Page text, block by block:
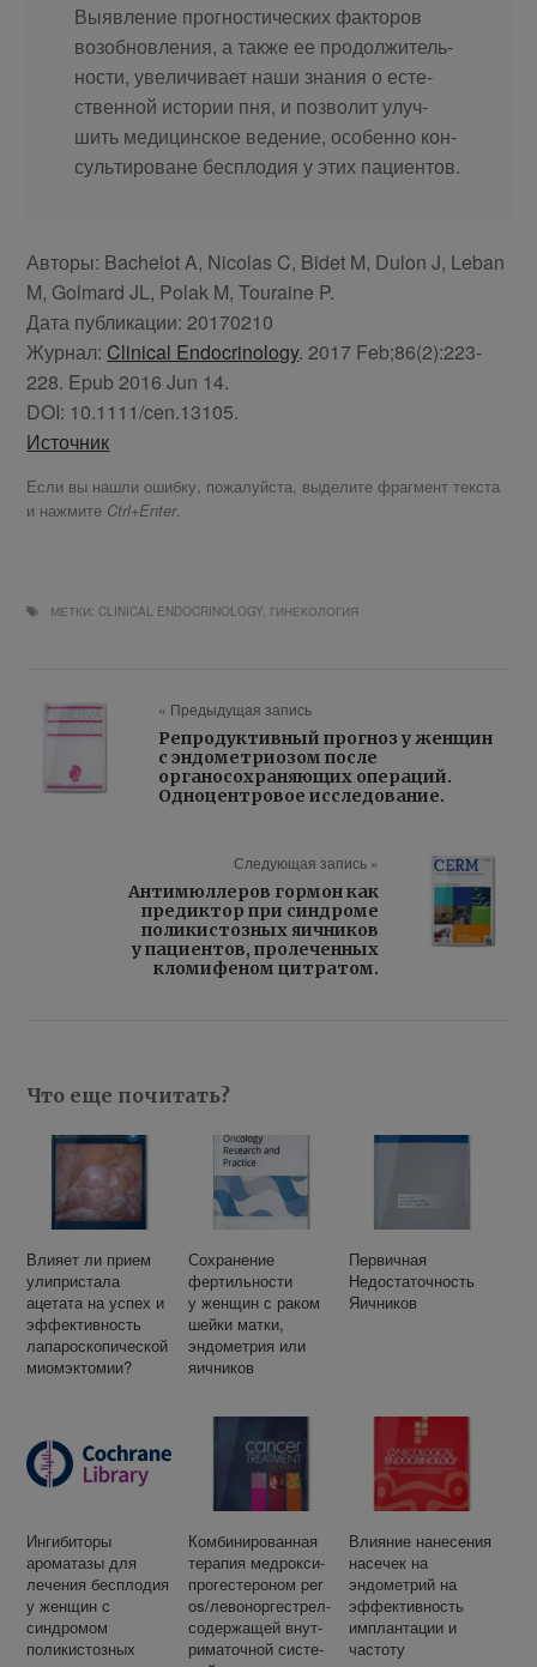
Вы­яв­ле­ние про­гно­сти­че­ских фак­то­ров
воз­об­нов­ле­ния, а так­же ее про­дол­жи­тель­
но­сти, уве­ли­чи­ва­ет на­ши зна­ния о есте­
ствен­ной ис­то­рии пня, и поз­во­лит улуч­
шить ме­ди­цин­ское ве­де­ние, осо­бен­но кон­
суль­ти­ро­ване бес­пло­дия у этих па­ци­ен­тов.
Авторы: Bachelot A, Nicolas C, Bidet M, Dulon J, Leban
M, Golmard JL, Polak M, Touraine P.
Дата публикации: 20170210
Журнал: Clinical Endocrinology. 2017 Feb;86(2):223-
228. Epub 2016 Jun 14.
DOI: 10.1111/cen.13105.
Источник
Если вы нашли ошибку, пожалуйста, выделите фрагмент текста
и нажмите Ctrl+Enter.
МЕТКИ:CLINICAL ENDOCRINOLOGY, ГИНЕКОЛОГИЯ
« Предыдущая запись
Репродуктивный прогноз у женщин
с эндометриозом после
органосохраняющих операций.
Одноцентровое исследование.
Следующая запись »
Антимюллеров гормон как
предиктор при синдроме
поликистозных яичников
у пациентов, пролеченных
кломифеном цитратом.
Что еще почитать?
Влияет ли прием
улипристала
ацетата на успех и
эффективность
лапароскопической
миомэктомии?
Сохранение
фертильности
у женщин с раком
шейки матки,
эндометрия или
яичников
Первичная
Недостаточность
Яичников
Ингибиторы
ароматазы для
лечения бесплодия
у женщин с
синдромом
поликистозных
Ком­би­ни­ро­ван­ная
те­ра­пия медрок­си­
про­ге­сте­ро­ном per
os/ле­во­нор­ге­стрел­
со­дер­жа­щей внут­
ри­ма­точ­ной си­сте­
Влияние нанесения
насечек на
эндометрий на
эффективность
имплантации и
частоту